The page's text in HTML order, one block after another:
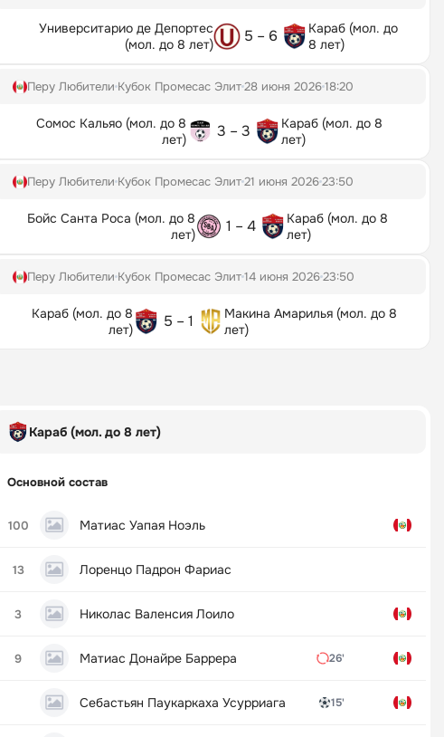
Университарио де Депортес
(мол. до 8 лет)
5 – 6
Караб (мол. до
8 лет)
Перу Любители Кубок Промесас Элит28 июня 202618:20
Сомос Кальяо (мол. до 8
лет)
3 – 3
Караб (мол. до 8
лет)
Перу Любители Кубок Промесас Элит21 июня 202623:50
Бойс Санта Роса (мол. до 8
лет)
1 – 4
Караб (мол. до 8
лет)
Перу Любители Кубок Промесас Элит14 июня 202623:50
Караб (мол. до 8
лет)
5 – 1
Макина Амарилья (мол. до 8
лет)
Караб (мол. до 8 лет)
Основной состав
100 Матиас Уапая Ноэль
13 Лоренцо Падрон Фариас
3 Николас Валенсия Лоило
9 Матиас Донайре Баррера 26'
Себастьян Паукаркаха Усурриага 15'